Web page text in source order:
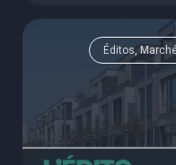
Éditos,